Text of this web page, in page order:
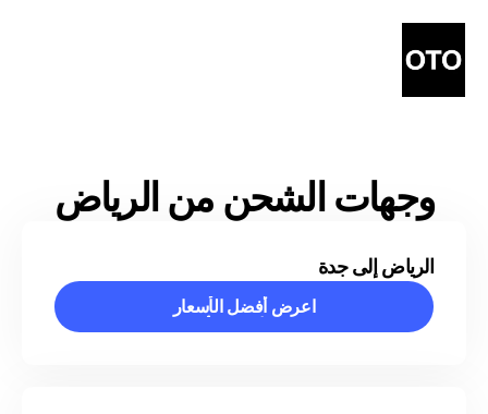
وجهات الشحن من الرياض
الرياض إلى جدة
اعرض أفضل الأسعار
اعرض أفضل الأسعار